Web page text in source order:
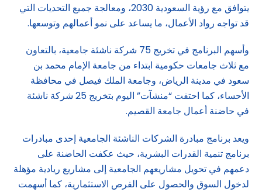
يتوافق مع رؤية السعودية 2030، ومعالجة جميع التحديات التي
قد تواجه رواد الأعمال، ما يساعد على نمو أعمالهم وتوسعها.
وأسهم البرنامج في تخريج 75 شركة ناشئة جامعية، بالتعاون
مع ثلاث جامعات حكومية ابتداء من جامعة الإمام محمد بن
سعود في مدينة الرياض، وجامعة الملك فيصل في محافظة
الأحساء، كما احتفت “منشآت” اليوم بتخريج 25 شركة ناشئة
في حاضنة أعمال جامعة القصيم.
ويعد برنامج مبادرة الشركات الناشئة الجامعية إحدى مبادرات
برنامج تنمية القدرات البشرية، حيث عكفت الحاضنة على
دعمهم في تحويل مشاريعهم الجامعية إلى مشاريع ريادية مؤهلة
لدخول السوق والحصول على الفرص الاستثمارية، كما أسهمت